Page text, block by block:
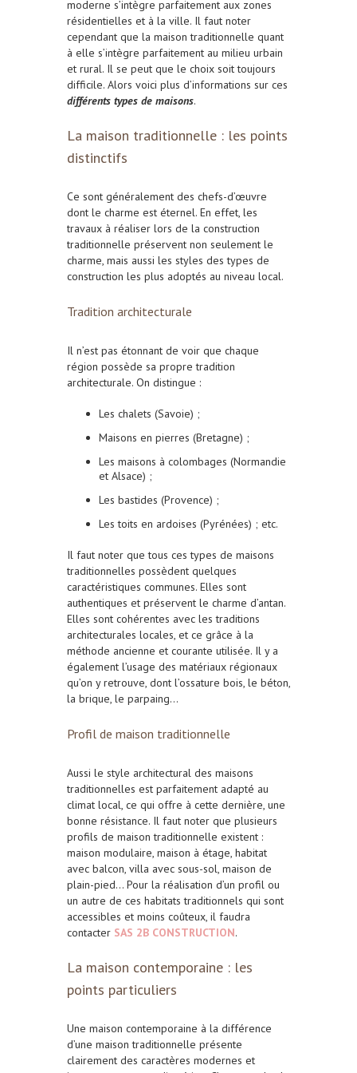
moderne s’intègre parfaitement aux zones
résidentielles et à la ville. Il faut noter
cependant que la maison traditionnelle quant
à elle s’intègre parfaitement au milieu urbain
et rural. Il se peut que le choix soit toujours
difficile. Alors voici plus d’informations sur ces
différents types de maisons.
La maison traditionnelle : les points
distinctifs
Ce sont généralement des chefs-d’œuvre
dont le charme est éternel. En effet, les
travaux à réaliser lors de la construction
traditionnelle préservent non seulement le
charme, mais aussi les styles des types de
construction les plus adoptés au niveau local.
Tradition architecturale
Il n’est pas étonnant de voir que chaque
région possède sa propre tradition
architecturale. On distingue :
Les chalets (Savoie) ;
Maisons en pierres (Bretagne) ;
Les maisons à colombages (Normandie
et Alsace) ;
Les bastides (Provence) ;
Les toits en ardoises (Pyrénées) ; etc.
Il faut noter que tous ces types de maisons
traditionnelles possèdent quelques
caractéristiques communes. Elles sont
authentiques et préservent le charme d’antan.
Elles sont cohérentes avec les traditions
architecturales locales, et ce grâce à la
méthode ancienne et courante utilisée. Il y a
également l’usage des matériaux régionaux
qu’on y retrouve, dont l’ossature bois, le béton,
la brique, le parpaing…
Profil de maison traditionnelle
Aussi le style architectural des maisons
traditionnelles est parfaitement adapté au
climat local, ce qui offre à cette dernière, une
bonne résistance. Il faut noter que plusieurs
profils de maison traditionnelle existent :
maison modulaire, maison à étage, habitat
avec balcon, villa avec sous-sol, maison de
plain-pied… Pour la réalisation d’un profil ou
un autre de ces habitats traditionnels qui sont
accessibles et moins coûteux, il faudra
contacter SAS 2B CONSTRUCTION.
La maison contemporaine : les
points particuliers
Une maison contemporaine à la différence
d’une maison traditionnelle présente
clairement des caractères modernes et